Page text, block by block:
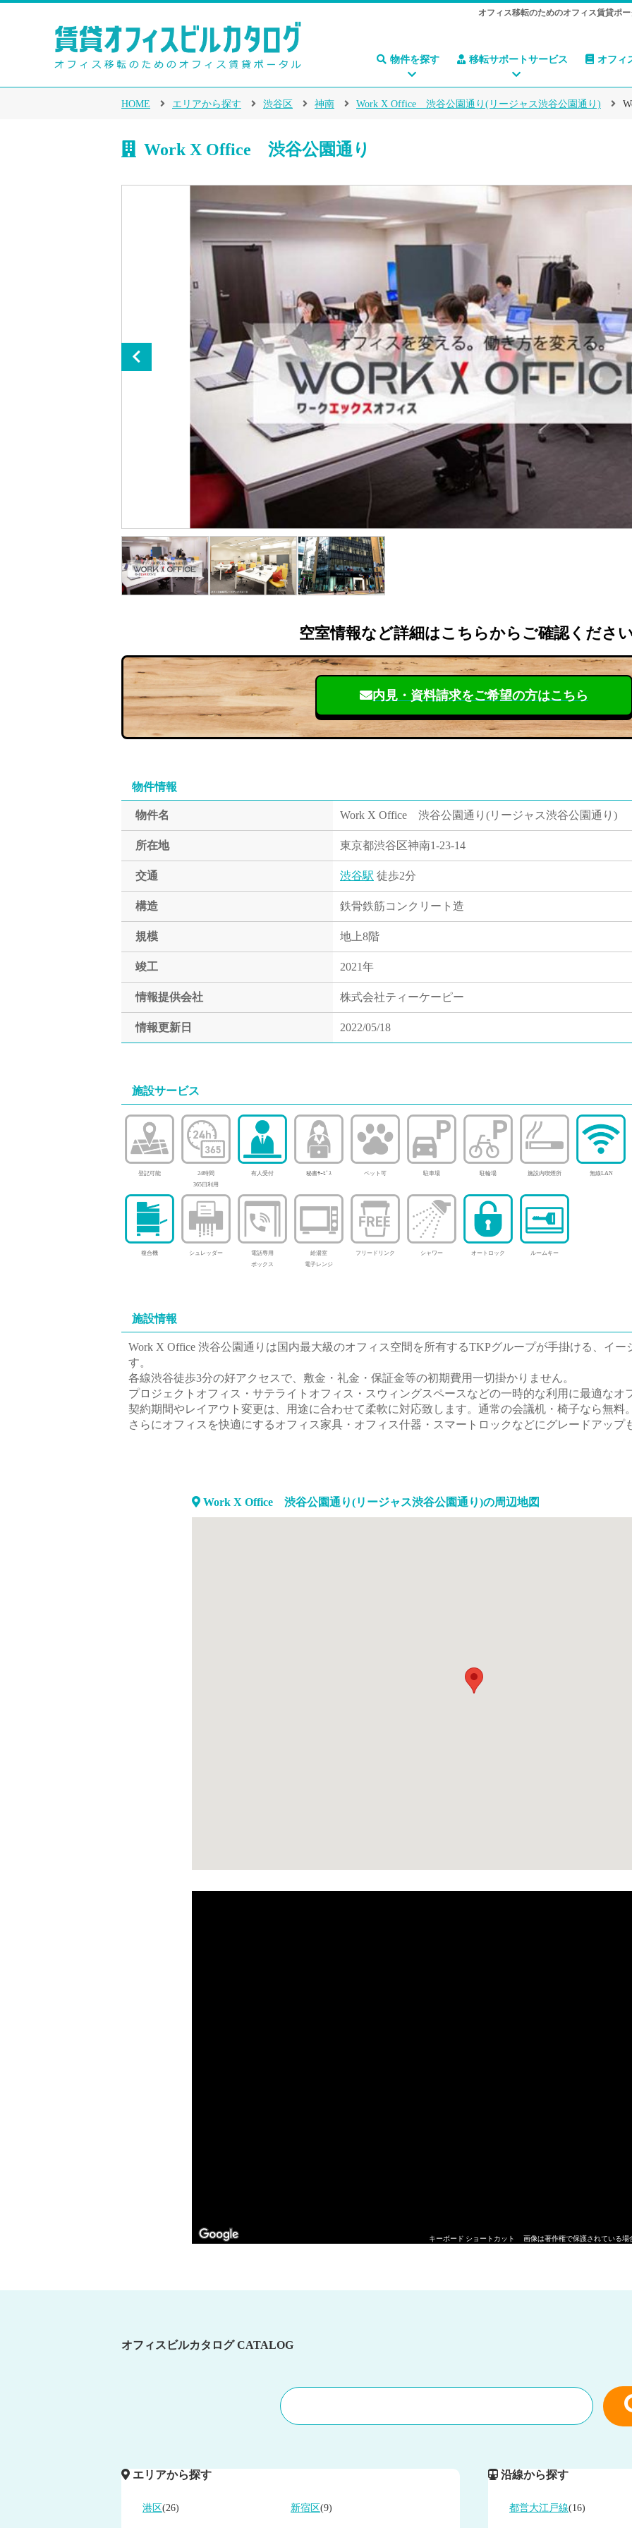
オフィス移転のためのオフィス賃貸ポ
物件を探す 移転サポートサービス オフィ
HOME エリアから探す 渋谷区 神南 Work X Office 渋谷公園通り(リージャス渋谷公園通り)
Work X Office 渋谷公園通り
空室情報など詳細はこちらからご確認くださ
内見・資料請求をご希望の方はこちら
物件情報
物件名 Work X Office 渋谷公園通り(リージャス渋谷公園通り)
所在地 東京都渋谷区神南1-23-14
交通 渋谷駅 徒歩2分
構造 鉄骨鉄筋コンクリート造
規模 地上8階
竣工 2021年
情報提供会社 株式会社ティーケーピー
情報更新日 2022/05/18
施設サービス
登記可能
24時間
365日利用
有人受付 秘書ｻｰﾋﾞｽ ペット可 駐車場 駐輪場 施設内喫煙所 無線LAN
複合機 シュレッダー
電話専用
ボックス
給湯室
電子レンジ
フリードリンク シャワー オートロック ルームキー
施設情報
Work X Office 渋谷公園通りは国内最大級のオフィス空間を所有するTKPグループが手掛ける、イ
す。
各線渋谷徒歩3分の好アクセスで、敷金・礼金・保証金等の初期費用一切掛かりません。
プロジェクトオフィス・サテライトオフィス・スウィングスペースなどの一時的な利用に最適なオ
契約期間やレイアウト変更は、用途に合わせて柔軟に対応致します。 通常の会議机・椅子なら無料
さらにオフィスを快適にするオフィス家具・オフィス什器・スマートロックなどにグレードアップ
Work X Office 渋谷公園通り(リージャス渋谷公園通り)の周辺地図
キーボード ショートカット 画像は著作権で保護されている場
オフィスビルカタログCATALOG
エリアから探す
港区(26) 新宿区(9)
沿線から探す
都営大江戸線(16)